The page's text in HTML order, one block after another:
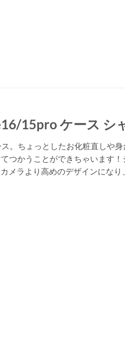
15pro ケース
。ちょっとしたお化粧直しや
つかうことができちゃいます
メラより高めのデザインになり